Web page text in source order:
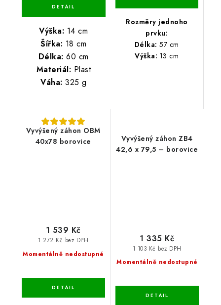
Výška: 14 cm
Šířka: 18 cm
Délka: 60 cm
Materiál: Plast
Váha: 325 g
Rozměry jednoho
prvku:
Délka: 57 cm
Výška: 13 cm
Vyvýšený záhon OBM
40x78 borovice
Momentálně nedostupné
1 272 Kč bez DPH
1 539 Kč
Vyvýšený záhon ZB4
42,6 x 79,5 – borovice
Momentálně nedostupné
1 103 Kč bez DPH
1 335 Kč